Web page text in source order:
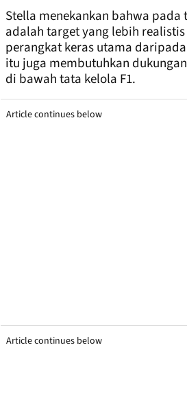
Stella menekankan bahwa pada
adalah target yang lebih
perangkat keras utama
itu juga membutuhkan
di bawah tata kelola F1.
Article continues below
Article continues below